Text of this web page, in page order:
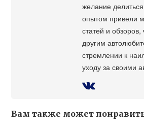
желание
опытом привели
статей и
другим
стремлении к
уходу за своими
Вам также может